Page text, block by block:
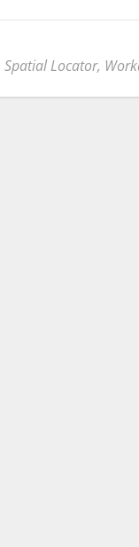
Spatial Locator,